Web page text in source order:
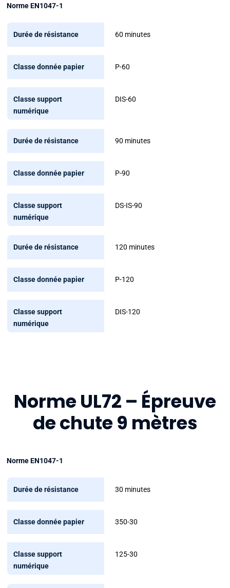
Norme EN1047-1
Durée
de
donnée
papier
support
numérique
60 minutes
P-60
DIS-60
90 minutes
P-90
DS-IS-90
120 minutes
P-120
DIS-120
Norme UL72 – Épreuve
de chute 9 mètres
Norme EN1047-1
Durée
de
donnée
papier
30 minutes
350-30
125-30